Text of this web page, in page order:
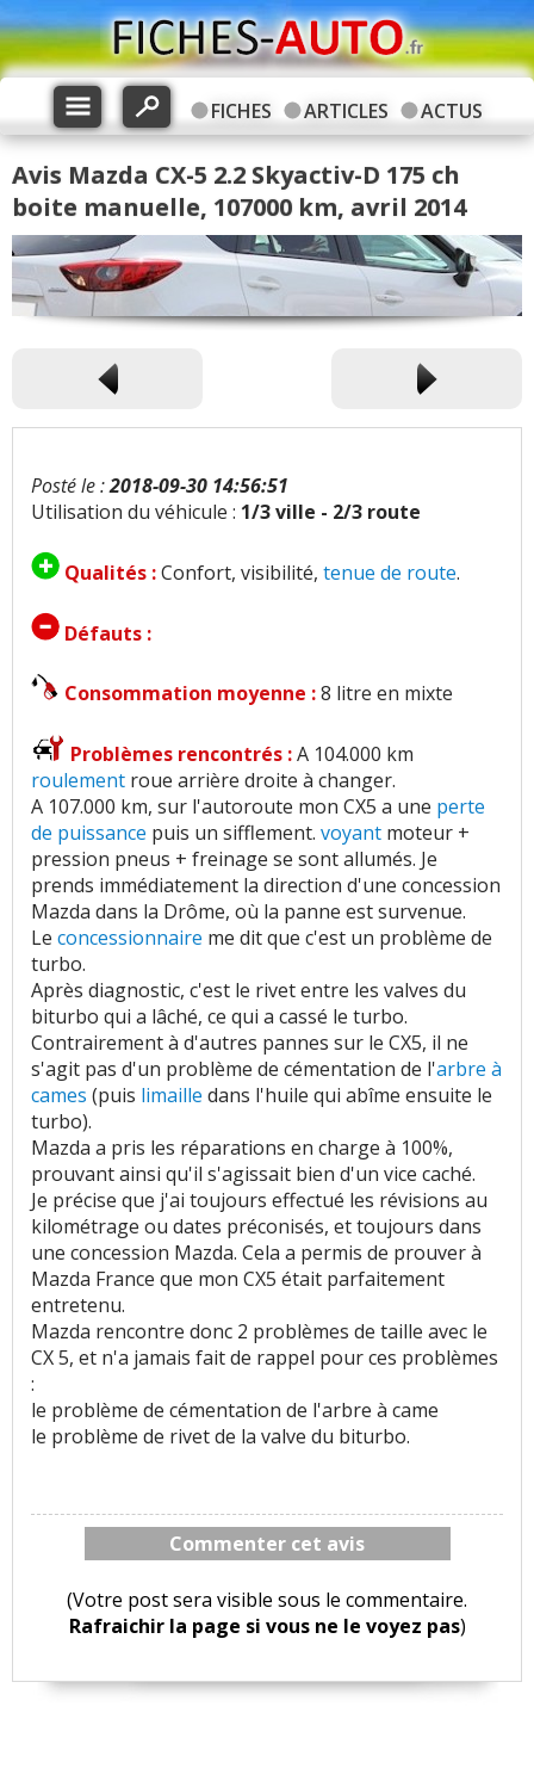
FICHES ARTICLES ACTUS
Avis Mazda CX-5 2.2 Skyactiv-D 175 ch
boite manuelle, 107000 km, avril 2014
Posté le :2018-09-30 14:56:51
Utilisation du véhicule : 1/3 ville - 2/3 route
Qualités :Confort, visibilité, tenue de route.
Défauts :
Consommation moyenne :8 litre en mixte
Problèmes rencontrés :A 104.000 km
roulement roue arrière droite à changer.
A 107.000 km, sur l'autoroute mon CX5 a une perte
de puissance puis un sifflement. voyant moteur +
pression pneus + freinage se sont allumés. Je
prends immédiatement la direction d'une concession
Mazda dans la Drôme, où la panne est survenue.
Le concessionnaire me dit que c'est un problème de
turbo.
Après diagnostic, c'est le rivet entre les valves du
biturbo qui a lâché, ce qui a cassé le turbo.
Contrairement à d'autres pannes sur le CX5, il ne
s'agit pas d'un problème de cémentation de l'arbre à
cames (puis limaille dans l'huile qui abîme ensuite le
turbo).
Mazda a pris les réparations en charge à 100%,
prouvant ainsi qu'il s'agissait bien d'un vice caché.
Je précise que j'ai toujours effectué les révisions au
kilométrage ou dates préconisés, et toujours dans
une concession Mazda. Cela a permis de prouver à
Mazda France que mon CX5 était parfaitement
entretenu.
Mazda rencontre donc 2 problèmes de taille avec le
CX 5, et n'a jamais fait de rappel pour ces problèmes
:
le problème de cémentation de l'arbre à came
le problème de rivet de la valve du biturbo.
Commenter cet avis
(Votre post sera visible sous le commentaire.
Rafraichir la page si vous ne le voyez pas)